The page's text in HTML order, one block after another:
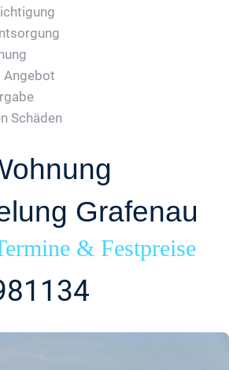
Angebot
Schäden
Grafenau
& Festpreise